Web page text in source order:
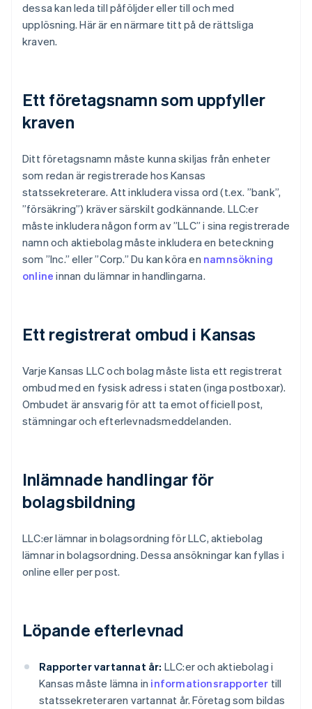
dessa kan leda till påföljder eller till och med
upplösning. Här är en närmare titt på de rättsliga
kraven.
Ett företagsnamn som uppfyller
kraven
Ditt företagsnamn måste kunna skiljas från enheter
som redan är registrerade hos Kansas
statssekreterare. Att inkludera vissa ord (t.ex. ”bank”,
”försäkring”) kräver särskilt godkännande. LLC:er
måste inkludera någon form av ”LLC” i sina registrerade
namn och aktiebolag måste inkludera en beteckning
som ”Inc.” eller ”Corp.” Du kan köra en namnsökning
online innan du lämnar in handlingarna.
Ett registrerat ombud i Kansas
Varje Kansas LLC och bolag måste lista ett registrerat
ombud med en fysisk adress i staten (inga postboxar).
Ombudet är ansvarig för att ta emot officiell post,
stämningar och efterlevnadsmeddelanden.
Inlämnade handlingar för
bolagsbildning
LLC:er lämnar in bolagsordning för LLC, aktiebolag
lämnar in bolagsordning. Dessa ansökningar kan fyllas i
online eller per post.
Löpande efterlevnad
Rapporter vartannat år: LLC:er och aktiebolag i
Kansas måste lämna in informationsrapporter till
statssekreteraren vartannat år. Företag som bildas